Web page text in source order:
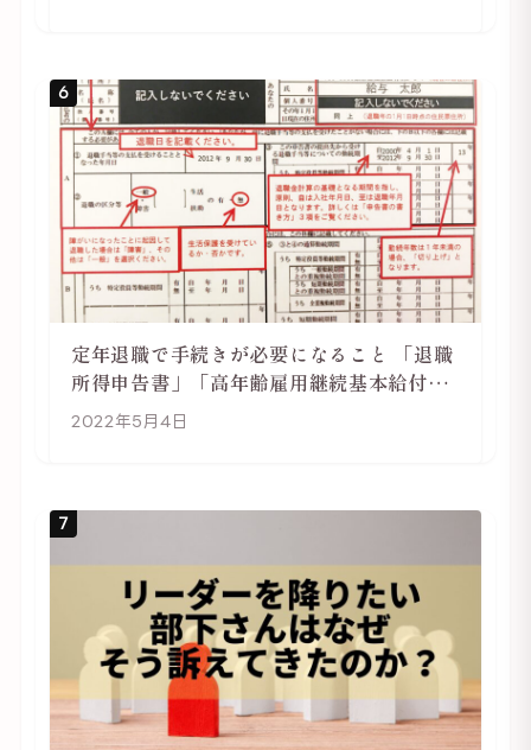
6
定年退職で手続きが必要になること 「退職
所得申告書」「高年齢雇用継続基本給付金
受給資格確認」
2022年5月4日
7